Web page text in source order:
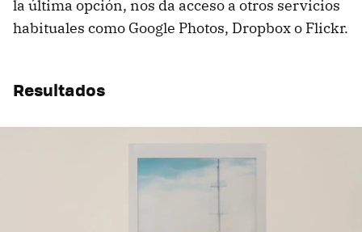
la última opción, nos da acceso a otros servicios
habituales como Google Photos, Dropbox o Flickr.
Resultados